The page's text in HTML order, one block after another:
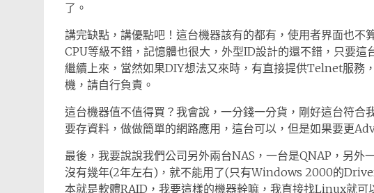
了。
講完缺點，講優點吧！這台機器該有的都有，使用者界面也不
CPU等級不錯，記憶體也很大，外型ID設計的還不錯，只要
繼續上來，當然如果DIY想法又來時，有直接提供Telnet服務
機，請自行負責。
這台機器值不值得買？我會說，一分錢一分貨，剛好這台符合
要存資料，做做簡單的網路應用，這台可以，但是如果要更
最後，我要說說我們公司另外兩台NAS，一台是QNAP，另
沒有幾年(2年左右)，就不能用了(只有Windows 2000的
本就是軟體RAID，我要這樣的機器幹嘛，我直接找Linux就可